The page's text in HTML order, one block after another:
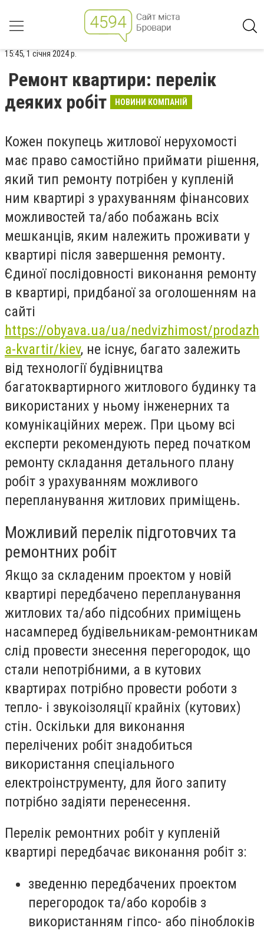
15:45, 1 січня 2024 р.
Ремонт квартири: перелік
деяких робіт
НОВИНИ КОМПАНІЙ
Кожен покупець житлової нерухомості
має право самостійно приймати рішення,
який тип ремонту потрібен у купленій
ним квартирі з урахуванням фінансових
можливостей та/або побажань всіх
мешканців, яким належить проживати у
квартирі після завершення ремонту.
Єдиної послідовності виконання ремонту
в квартирі, придбаної за оголошенням на
сайті
https://obyava.ua/ua/nedvizhimost/prodazh
a-kvartir/kiev, не існує, багато залежить
від технології будівництва
багатоквартирного житлового будинку та
використаних у ньому інженерних та
комунікаційних мереж. При цьому всі
експерти рекомендують перед початком
ремонту складання детального плану
робіт з урахуванням можливого
перепланування житлових приміщень.
Можливий перелік підготовчих та
ремонтних робіт
Якщо за складеним проектом у новій
квартирі передбачено перепланування
житлових та/або підсобних приміщень
насамперед будівельникам-ремонтникам
слід провести знесення перегородок, що
стали непотрібними, а в кутових
квартирах потрібно провести роботи з
тепло- і звукоізоляції крайніх (кутових)
стін. Оскільки для виконання
перелічених робіт знадобиться
використання спеціального
електроінструменту, для його запиту
потрібно задіяти перенесення.
Перелік ремонтних робіт у купленій
квартирі передбачає виконання робіт з:
зведенню передбачених проектом
перегородок та/або коробів з
використанням гіпсо- або піноблоків